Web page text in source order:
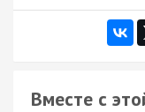
Вместе с